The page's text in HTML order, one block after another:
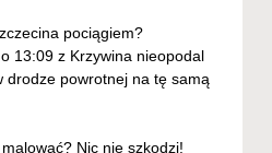
pociągiem?
13:09 z Krzywina nieopodal
drodze powrotnej na tę samą
Nic nie szkodzi!